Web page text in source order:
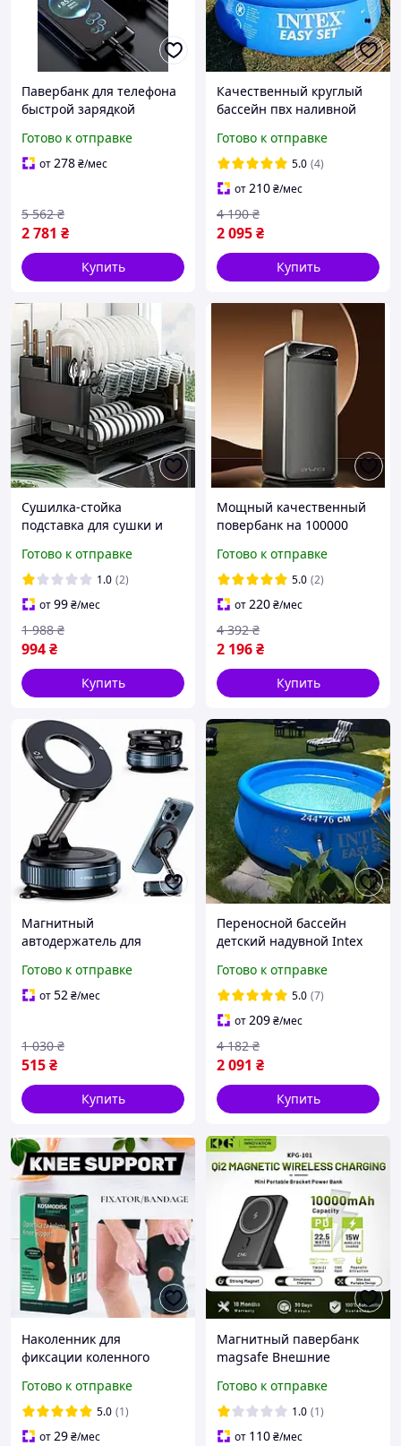
Павербанк для телефона
быстрой зарядкой
черный Powerbank 22,5w
fast charge Повербанки
Готово к отправке
от278₴/мес
2 781 ₴
5 562 ₴
Купить
Качественный круглый
бассейн пвх наливной
Голубой бассейн для
взрослых садовый для
дома
Готово к отправке
5.0 (4)
от210₴/мес
2 095₴
4 190 ₴
Купить
Сушилка-стойка
подставка для сушки и
двухъярусная Кухонные
сушки для посуды Сушка
полка
Готово к отправке
1.0 (2)
от99₴/мес
994₴
1 988 ₴
Купить
Мощный качественный
повербанк на 100000
Внешние аккумуляторы
повербанки на Проме
Готово к отправке
5.0 (2)
от220₴/мес
2 196₴
4 392 ₴
Купить
Магнитный
автодержатель для
держатель для айфон и
андроид на лобовое
Готово к отправке
от52₴/мес
515₴
1 030 ₴
Купить
Переносной бассейн
детский надувной Intex
круглый Уличные
бассейны большие для
дачи
Готово к отправке
5.0 (7)
от209₴/мес
2 091 ₴
4 182 ₴
Купить
Наколенник для
фиксации коленного
Ортез на коленный
сустав разъемный
Суппорт колена
Готово к отправке
5.0 (1)
от29₴/мес
Магнитный павербанк
magsafe Внешние
повербанки KingPower на
Проме Переносной
зарядный банк
Готово к отправке
1.0 (1)
от 110₴/мес